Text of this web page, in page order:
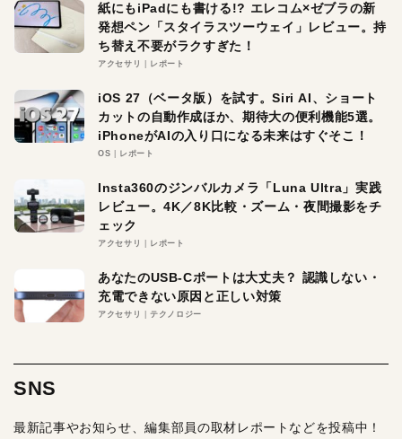
紙にもiPadにも書ける!? エレコム×ゼブラの新
発想ペン「スタイラスツーウェイ」レビュー。持
ち替え不要がラクすぎた！
アクセサリ レポート
iOS 27（ベータ版）を試す。Siri AI、ショート
カットの自動作成ほか、期待大の便利機能5選。
iPhoneがAIの入り口になる未来はすぐそこ！
OS レポート
Insta360のジンバルカメラ「Luna Ultra」実践
レビュー。4K／8K比較・ズーム・夜間撮影をチ
ェック
アクセサリ レポート
あなたのUSB-Cポートは大丈夫？ 認識しない・
充電できない原因と正しい対策
アクセサリ テクノロジー
SNS
最新記事やお知らせ、編集部員の取材レポートなどを投稿中！